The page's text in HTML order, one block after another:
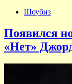
Шоубиз
Появился
«Нет»